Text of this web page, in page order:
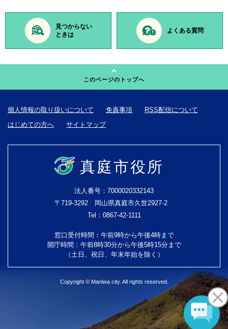
見つからない
ときは
よくある質問
このページのトップへ
個人情報の取り扱いについて 免責事項
RSS配信について
はじめての方へ
サイトマップ
真庭市役所
法人番号：7000020332143
〒719-3292 岡山県真庭市久世2927-2
Tel：0867-42-1111
窓口受付時間：午前9時から午後4時まで
開庁時間：午前8時30分から午後5時15分まで
（土日、祝日、年末年始を除く）
Copyright © Maniwa city. All rights reserved.